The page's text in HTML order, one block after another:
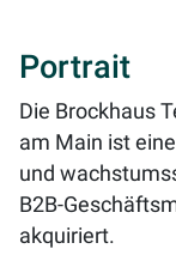
Portrait
Die Brockhaus
am Main ist
und
B2B-
akquiriert.